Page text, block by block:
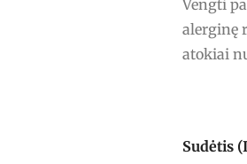
Vengti
alerginę
atokiai
Sudėtis